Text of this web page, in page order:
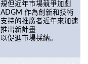
規但近年市場競爭加劇
ADGM 作為創新和技術
支持的推廣者近年來加速
推出新計畫
以促進市場採納。